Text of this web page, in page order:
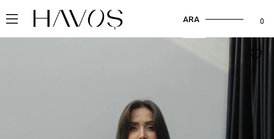
0
ARA